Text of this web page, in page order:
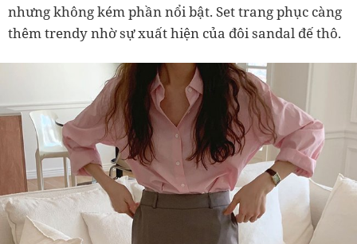
nhưng không kém phần nổi bật. Set trang phục càng
thêm trendy nhờ sự xuất hiện của đôi sandal đế thô.